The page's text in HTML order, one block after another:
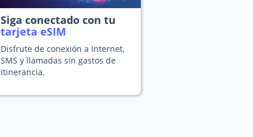
Siga conectado con tu
tarjeta eSIM
Disfrute de conexión a Internet,
SMS y llamadas sin gastos de
itinerancia.